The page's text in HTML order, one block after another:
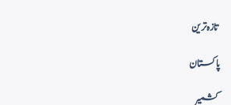
تازہ ترین
پاکستان
کشمیر